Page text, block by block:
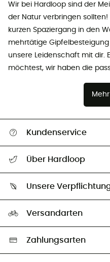
Wir bei Hardloop sind der
der Natur verbringen sollten!
kurzen Spaziergang in den
mehrtätige Gipfelbesteigung
unsere Leidenschaft mit dir.
möchtest, wir haben die
Kundenservice
Größentabelle
Über Hardloop
Unsere Botschafter
Unsere
Auswahl an nachhaltigen
Versandarten
Zahlungsarten